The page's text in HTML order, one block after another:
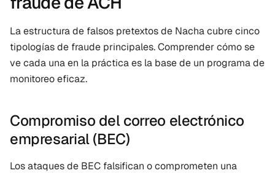
La estructura de falsos pretextos de Nacha cubre cinco
tipologías de fraude principales. Comprender cómo se
ve cada una en la práctica es la base de un programa de
monitoreo eficaz.
Compromiso del correo electrónico
empresarial (BEC)
Los ataques de BEC falsifican o comprometen una